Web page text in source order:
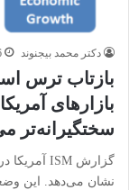
دکتر محمد بیجنوند 6
بازارهای
سختگیرانه‌تر
نشان می‌دهد. این